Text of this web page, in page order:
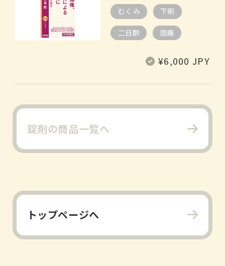
むくみ 下痢
二日酔 頭痛
定 ¥6,000 JPY
錠剤の商品一覧へ
トップページへ